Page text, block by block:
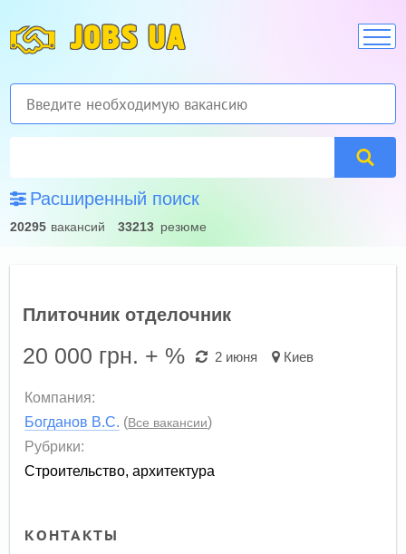
JOBS UA
Расширенный поиск
20295 вакансий 33213 резюме
Плиточник отделочник
20 000 грн. + % 2 июня Киев
Компания:
Богданов В.С. (Все вакансии)
Рубрики:
Строительство, архитектура
КОНТАКТЫ